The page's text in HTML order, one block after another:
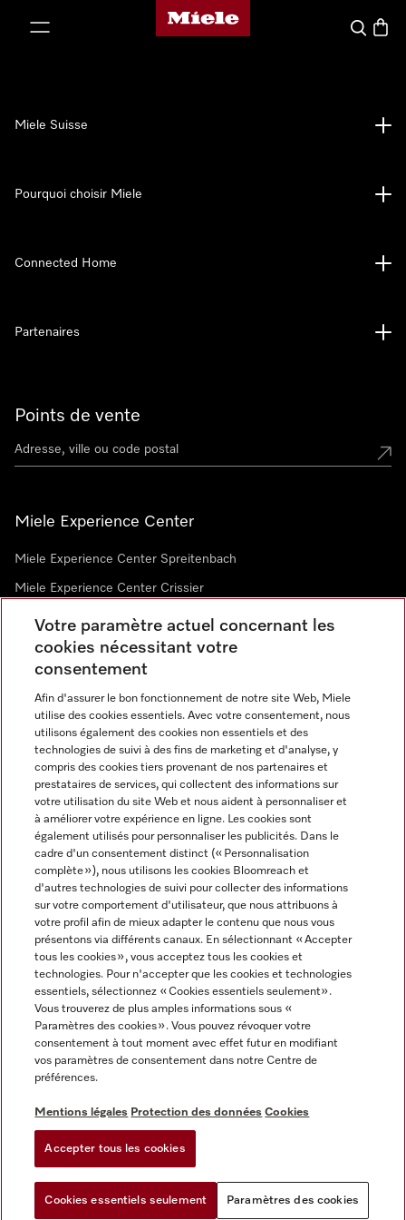
Page d'accueil de Miele
Search
Points de vente
Miele Experience Center
Miele Experience Center Spreitenbach
Miele Experience Center Crissier
Newsletter
Langue
FRANÇAIS
Miele Suisse
Pourquoi choisir Miele
Connected Home
Partenaires
Mentions légales
CGV
Protection des données
Paramètres des cookies
Miele sur Youtube
Votre paramètre actuel concernant les
cookies nécessitant votre
consentement
Afin d'assurer le bon fonctionnement de notre site Web, Miele
utilise des cookies essentiels. Avec votre consentement, nous
utilisons également des cookies non essentiels et des
technologies de suivi à des fins de marketing et d'analyse, y
compris des cookies tiers provenant de nos partenaires et
prestataires de services, qui collectent des informations sur
votre utilisation du site Web et nous aident à personnaliser et
à améliorer votre expérience en ligne. Les cookies sont
également utilisés pour personnaliser les publicités. Dans le
cadre d'un consentement distinct (« Personnalisation
complète »), nous utilisons les cookies Bloomreach et
d'autres technologies de suivi pour collecter des informations
sur votre comportement d'utilisateur, que nous attribuons à
votre profil afin de mieux adapter le contenu que nous vous
présentons via différents canaux. En sélectionnant « Accepter
tous les cookies », vous acceptez tous les cookies et
technologies. Pour n'accepter que les cookies et technologies
essentiels, sélectionnez « Cookies essentiels seulement».
Vous trouverez de plus amples informations sous «
Paramètres des cookies ». Vous pouvez révoquer votre
consentement à tout moment avec effet futur en modifiant
vos paramètres de consentement dans notre Centre de
préférences.
Mentions légales Protection des données Cookies
Accepter tous les cookies
Cookies essentiels seulement Paramètres des cookies